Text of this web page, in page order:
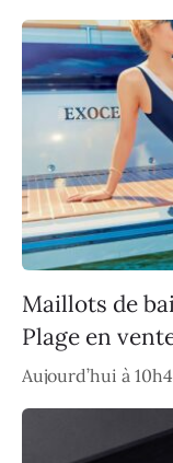
Maillots de
Plage en
Aujourd’hui à